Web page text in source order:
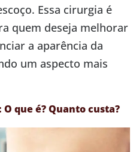
Essa cirurgia é
quem deseja melhorar
a aparência da
um aspecto mais
que é? Quanto custa?